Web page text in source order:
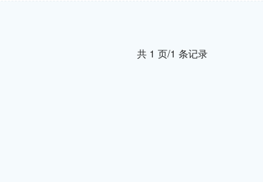
共 1 页/1 条记录